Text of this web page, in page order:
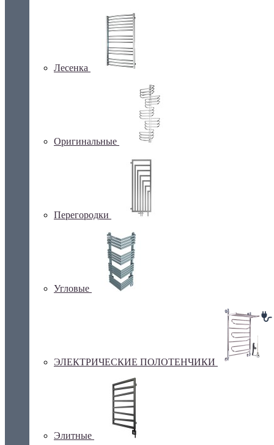
Лесенка
Оригинальные
Перегородки
Угловые
ЭЛЕКТРИЧЕСКИЕ ПОЛОТЕНЧИКИ
Элитные